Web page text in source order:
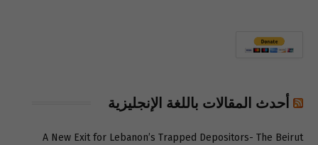
أحدث المقالات باللغة الإنجليزية
A New Exit for Lebanon’s Trapped Depositors- The Beirut